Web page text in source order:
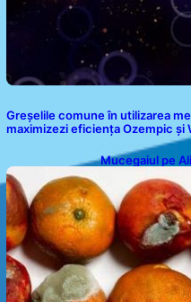
Greșelile comune în utilizarea
maximizezi eficiența Ozempic și
Mucegaiul pe
Sănătatea?